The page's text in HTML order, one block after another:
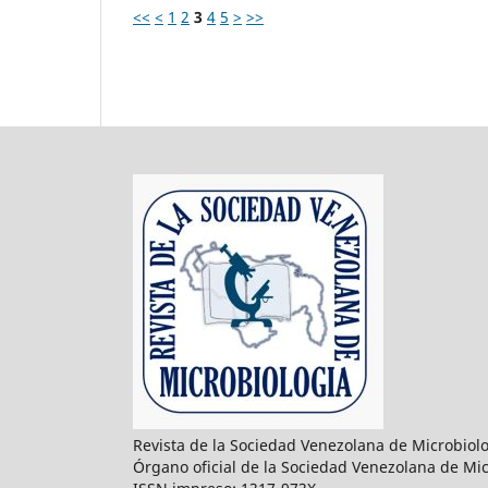
<< < 1 2 3 4 5 > >>
Revista de la Sociedad Venezolana de
Órgano oficial de la Sociedad Venezolana de